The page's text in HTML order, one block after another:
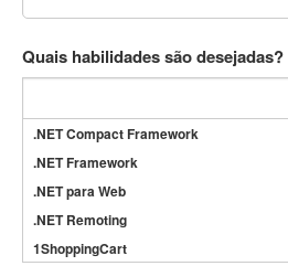
Quais habilidades são desejadas?
.NET Compact Framework
.NET Framework
.NET para Web
.NET Remoting
1ShoppingCart